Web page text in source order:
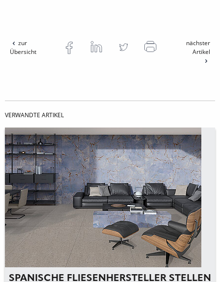
zur
Übersicht
nächster
Artikel
VERWANDTE ARTIKEL
SPANISCHE FLIESENHERSTELLER STELLEN